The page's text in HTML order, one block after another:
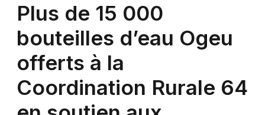
Plus de 15 000
bouteilles d’eau Ogeu
offerts à la
Coordination Rurale 64